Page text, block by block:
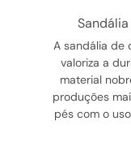
A sandália de
valoriza a
material
produções
pés com o